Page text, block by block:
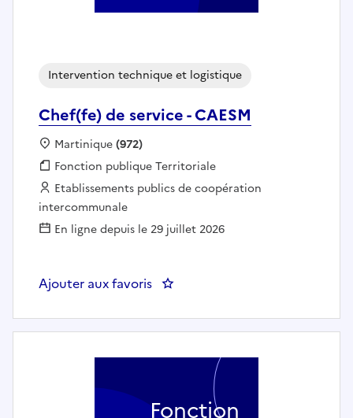
Chef(fe) de service - CAESM
Intervention technique et logistique
Localisation :
Martinique(972)
Fonction publique :
Fonction publique Territoriale
Employeur :
Etablissements publics de coopération
intercommunale
En ligne depuis le 29 juillet 2026
Ajouter aux favoris : Chef(fe) de service - CAESM
Fonction